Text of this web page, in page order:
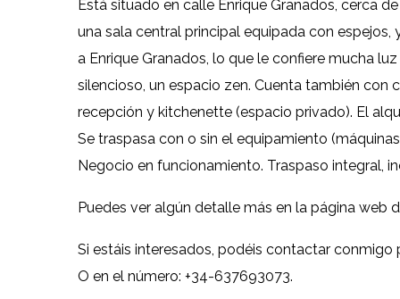
Está situado en calle Enrique Granados, cerca
una sala central principal equipada con
a Enrique Granados, lo que le confiere mucha
silencioso, un espacio zen. Cuenta también
recepción y kitchenette (espacio privado). El
Se traspasa con o sin el equipamiento
Negocio en funcionamiento. Traspaso integral,
Puedes ver algún detalle más en la página web
Si estáis interesados, podéis contactar
O en el número: +34-637693073.